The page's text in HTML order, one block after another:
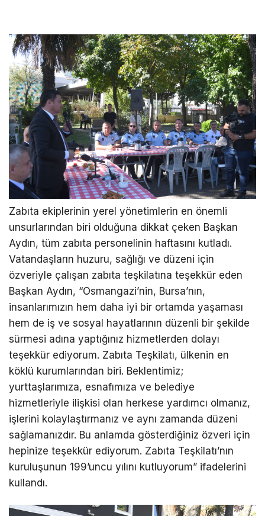
Zabıta ekiplerinin yerel yönetimlerin en önemli
unsurlarından biri olduğuna dikkat çeken Başkan
Aydın, tüm zabıta personelinin haftasını kutladı.
Vatandaşların huzuru, sağlığı ve düzeni için
özveriyle çalışan zabıta teşkilatına teşekkür eden
Başkan Aydın, “Osmangazi’nin, Bursa’nın,
insanlarımızın hem daha iyi bir ortamda yaşaması
hem de iş ve sosyal hayatlarının düzenli bir şekilde
sürmesi adına yaptığınız hizmetlerden dolayı
teşekkür ediyorum. Zabıta Teşkilatı, ülkenin en
köklü kurumlarından biri. Beklentimiz;
yurttaşlarımıza, esnafımıza ve belediye
hizmetleriyle ilişkisi olan herkese yardımcı olmanız,
işlerini kolaylaştırmanız ve aynı zamanda düzeni
sağlamanızdır. Bu anlamda gösterdiğiniz özveri için
hepinize teşekkür ediyorum. Zabıta Teşkilatı’nın
kuruluşunun 199’uncu yılını kutluyorum” ifadelerini
kullandı.